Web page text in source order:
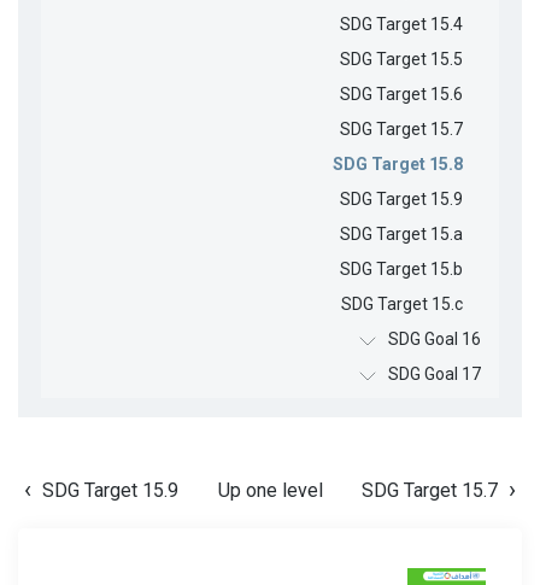
SDG Target 15.4
SDG Target 15.5
SDG Target 15.6
SDG Target 15.7
SDG Target 15.8
SDG Target 15.9
SDG Target 15.a
SDG Target 15.b
SDG Target 15.c
SDG Goal 16
SDG Goal 17
SDG Target 15.7
Up one level
SDG Target 15.9